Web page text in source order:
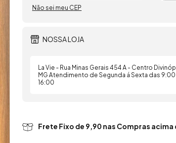
Não sei meu CEP
NOSSA LOJA
La Vie - Rua Minas Gerais 454 A - Centro
MG Atendimento de Segunda á Sexta das 9:00
16:00
Frete Fixo de 9,90 nas Compras acima